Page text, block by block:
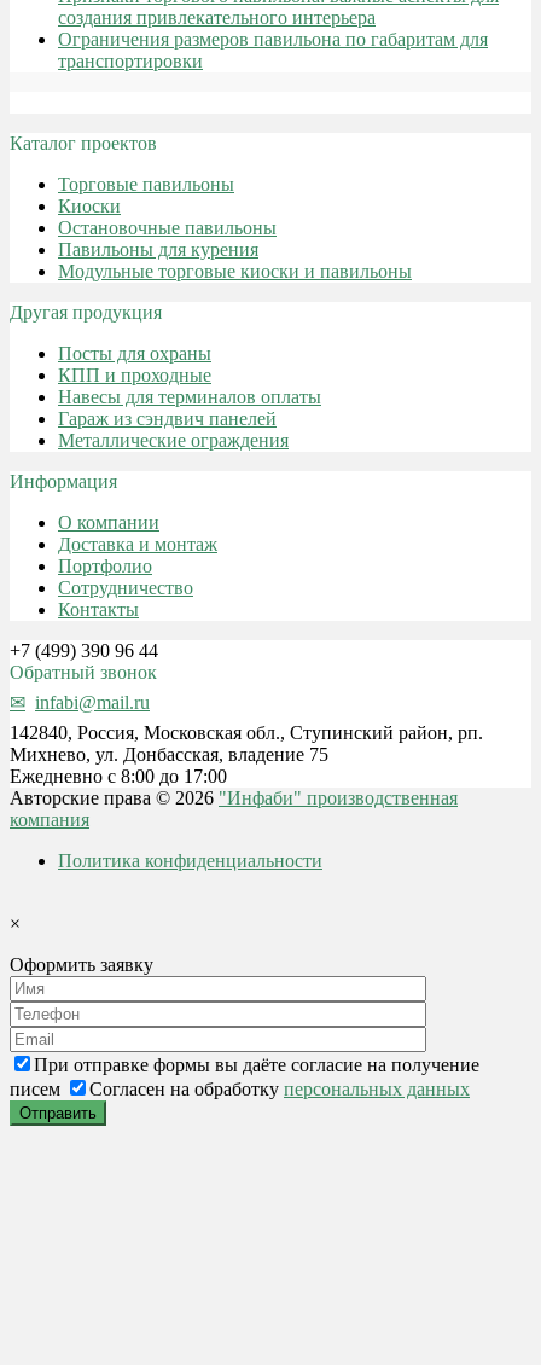
создания привлекательного интерьера
Ограничения размеров павильона по габаритам для
транспортировки
Каталог проектов
Торговые павильоны
Киоски
Остановочные павильоны
Павильоны для курения
Модульные торговые киоски и павильоны
Другая продукция
Посты для охраны
КПП и проходные
Навесы для терминалов оплаты
Гараж из сэндвич панелей
Металлические ограждения
Информация
О компании
Доставка и монтаж
Портфолио
Сотрудничество
Контакты
+7 (499) 390 96 44
Обратный звонок
infabi@mail.ru
142840, Россия, Московская обл., Ступинский район, рп.
Михнево, ул. Донбасская, владение 75
Ежедневно с 8:00 до 17:00
Авторские права © 2026 "Инфаби" производственная
компания
Политика конфиденциальности
×
Оформить заявку
При отправке формы вы даёте согласие на получение
писем
Согласен на обработку персональных данных